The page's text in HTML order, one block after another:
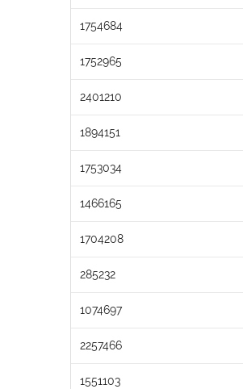
1754684
1752965
2401210
1894151
1753034
1466165
1704208
285232
1074697
2257466
1551103